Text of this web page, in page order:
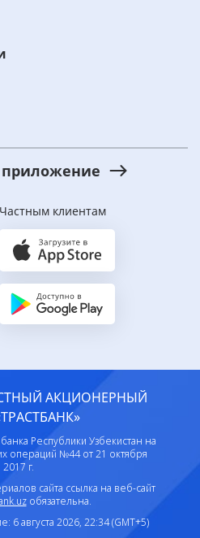
Частным клиентам
АКЦИОНЕРНЫЙ
Республики Узбекистан на
операций №44 от 21 октября
2017 г.
сайта ссылка на веб-сайт
обязательна.
августа 2026, 22:34 (GMT+5)